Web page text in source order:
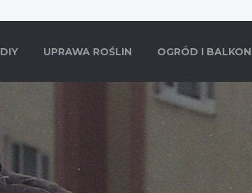
UPRAWA ROŚLIN OGRÓD I BALKON